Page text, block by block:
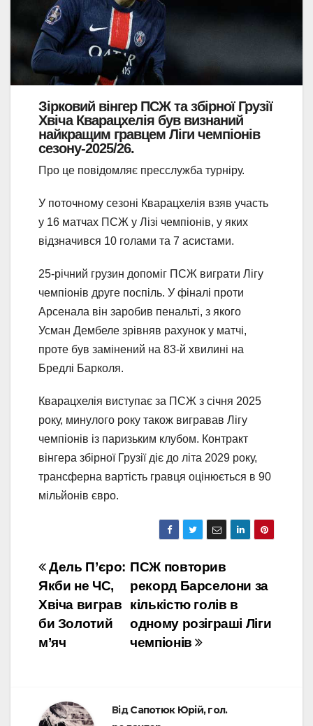
Зірковий вінгер ПСЖ та збірної Грузії
Хвіча Кварацхелія був визнаний
найкращим гравцем Ліги чемпіонів
сезону-2025/26.
Про це повідомляє пресслужба турніру.
У поточному сезоні Кварацхелія взяв участь
у 16 матчах ПСЖ у Лізі чемпіонів, у яких
відзначився 10 голами та 7 асистами.
25-річний грузин допоміг ПСЖ виграти Лігу
чемпіонів друге поспіль. У фіналі проти
Арсенала він заробив пенальті, з якого
Усман Дембеле зрівняв рахунок у матчі,
проте був замінений на 83-й хвилині на
Бредлі Барколя.
Кварацхелія виступає за ПСЖ з січня 2025
року, минулого року також вигравав Лігу
чемпіонів із паризьким клубом. Контракт
вінгера збірної Грузії діє до літа 2029 року,
трансферна вартість гравця оцінюється в 90
мільйонів євро.
Навігація
записів
ПСЖ повторив
рекорд Барселони за
кількістю голів в
одному розіграші Ліги
чемпіонів
Дель П’єро:
Якби не ЧС,
Хвіча виграв
би Золотий
м’яч
ВідСапотюк Юрій, гол.